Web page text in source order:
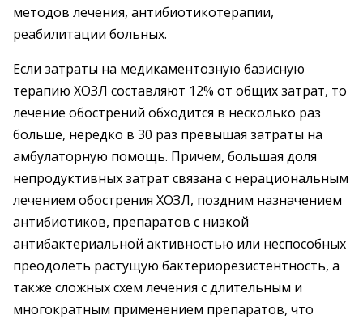
методов лечения, антибиотикотерапии,
реабилитации больных.
Если затраты на медикаментозную базисную
терапию ХОЗЛ составляют 12% от общих затрат, то
лечение обострений обходится в несколько раз
больше, нередко в 30 раз превышая затраты на
амбулаторную помощь. Причем, большая доля
непродуктивных затрат связана с нерациональным
лечением обострения ХОЗЛ, поздним назначением
антибиотиков, препаратов с низкой
антибактериальной активностью или неспособных
преодолеть растущую бактериорезистентность, а
также сложных схем лечения с длительным и
многократным применением препаратов, что